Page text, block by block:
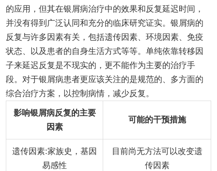
的应用，但其在银屑病治疗中的效果和反复延迟时间，
并没有得到广泛认同和充分的临床研究证实。银屑病的
反复与许多因素有关，包括遗传因素、环境因素、免疫
状态、以及患者的自身生活方式等等。单纯依靠转移因
子来延迟反复是不现实的，更不能作为主要的治疗手
段。对于银屑病患者更应该关注的是规范的、多方面的
综合治疗方案，以控制病情，减少反复。
影响银屑病反复的主要
因素
可能的干预措施
遗传因素:家族史，基因
易感性
目前尚无方法可以改变遗
传因素